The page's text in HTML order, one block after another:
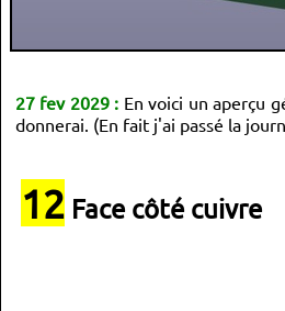
27 fev 2029 : En voici un aperçu
donnerai. (En fait j'ai passé la
12 Face côté cuivre